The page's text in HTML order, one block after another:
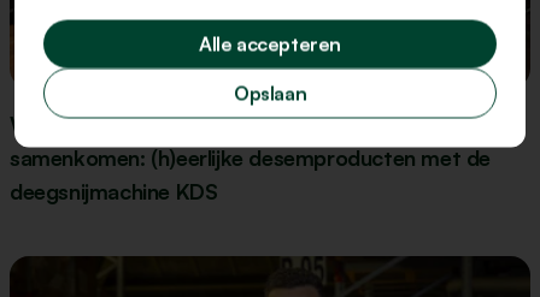
Update
Wanneer ingrediëntenkennis en machine-expertise
samenkomen: (h)eerlijke desemproducten met de
deegsnijmachine KDS
Opslaan
Alle accepteren